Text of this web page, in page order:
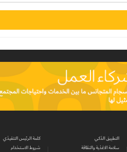
التطبيق الذكي
سلامة الاغذية والنظافة
كلمة الرئيس التنفيذي
شروط الاستخدام